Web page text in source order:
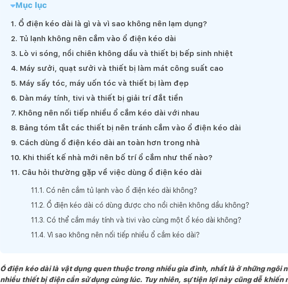
Mục lục
1. Ổ điện kéo dài là gì và vì sao không nên lạm dụng?
2. Tủ lạnh không nên cắm vào ổ điện kéo dài
3. Lò vi sóng, nồi chiên không dầu và thiết bị bếp sinh nhiệt
4. Máy sưởi, quạt sưởi và thiết bị làm mát công suất cao
5. Máy sấy tóc, máy uốn tóc và thiết bị làm đẹp
6. Dàn máy tính, tivi và thiết bị giải trí đắt tiền
7. Không nên nối tiếp nhiều ổ cắm kéo dài với nhau
8. Bảng tóm tắt các thiết bị nên tránh cắm vào ổ điện kéo dài
9. Cách dùng ổ điện kéo dài an toàn hơn trong nhà
10. Khi thiết kế nhà mới nên bố trí ổ cắm như thế nào?
11. Câu hỏi thường gặp về việc dùng ổ điện kéo dài
11 .1 . Có nên cắm tủ lạnh vào ổ điện kéo dài không?
11 .2. Ổ điện kéo dài có dùng được cho nồi chiên không dầu không?
11 .3. Có thể cắm máy tính và tivi vào cùng một ổ kéo dài không?
11 .4. Vì sao không nên nối tiếp nhiều ổ cắm kéo dài?
Ổ điện kéo dài là vật dụng quen thuộc trong nhiều gia đình, nhất là ở những ngôi
nhiều thiết bị điện cần sử dụng cùng lúc. Tuy nhiên, sự tiện lợi này cũng dễ khiến